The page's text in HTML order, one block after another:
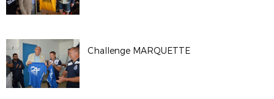
Challenge MARQUETTE